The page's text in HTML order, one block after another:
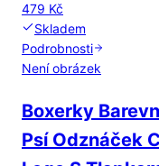
479 Kč
Skladem
Podrobnosti
Není obrázek
Boxerky
Psí Odznáček